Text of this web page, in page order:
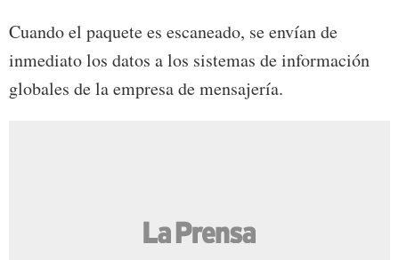
Cuando el paquete es escaneado, se envían de
inmediato los datos a los sistemas de información
globales de la empresa de mensajería.